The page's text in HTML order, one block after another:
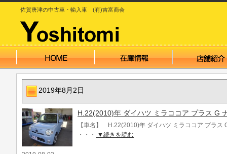
佐賀唐津の中古車・輸入車 (有)吉富商会
2019年8月2日
H.22(2010)年 ダイハツ ミラココア プラス G
【車名】 H.22(2010)年 ダイハツ ミラココア プラス
・・・
▼続きを読む